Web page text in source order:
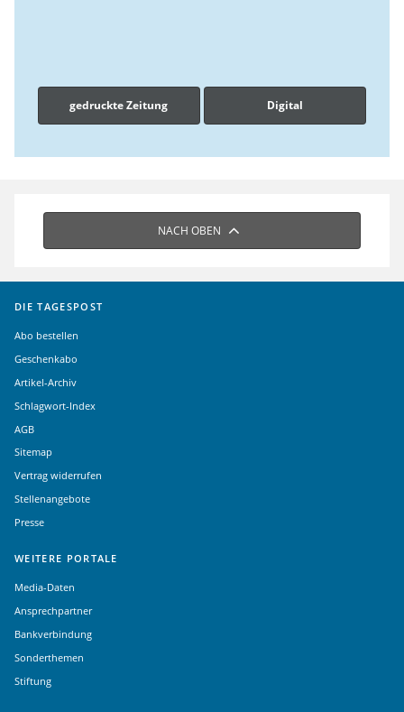
gedruckte Zeitung Digital
NACH OBEN
DIE TAGESPOST
Abo bestellen
Geschenkabo
Artikel-Archiv
Schlagwort-Index
AGB
Sitemap
Vertrag widerrufen
Stellenangebote
Presse
WEITERE PORTALE
Media-Daten
Ansprechpartner
Bankverbindung
Sonderthemen
Stiftung